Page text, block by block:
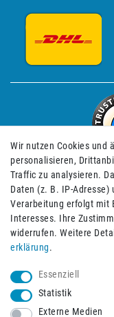
Impressum
Wir nutzen Cookies und
personalisieren,
Traffic zu analysieren.
Daten (z. B. IP-
Verarbeitung erfolgt mit
Interesses. Ihre
widerrufen. Weitere
erklärung.
Essenziell
Statistik
Externe Medien